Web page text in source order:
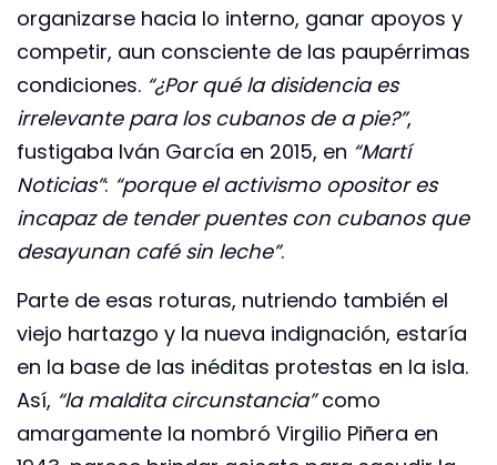
organizarse hacia lo interno, ganar apoyos y
competir, aun consciente de las paupérrimas
condiciones. “¿Por qué la disidencia es
irrelevante para los cubanos de a pie?”,
fustigaba Iván García en 2015, en “Martí
Noticias”: “porque el activismo opositor es
incapaz de tender puentes con cubanos que
desayunan café sin leche”.
Parte de esas roturas, nutriendo también el
viejo hartazgo y la nueva indignación, estaría
en la base de las inéditas protestas en la isla.
Así, “la maldita circunstancia”como
amargamente la nombró Virgilio Piñera en